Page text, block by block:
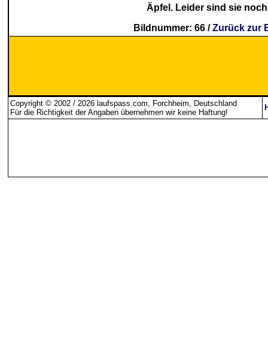
Äpfel. Leider sind sie
Bildnummer: 66 /Zurück zur
Copyright © 2002 / 2026 laufspass.com, Forchheim, Deutschland
Für die Richtigkeit der Angaben übernehmen wir keine Haftung!